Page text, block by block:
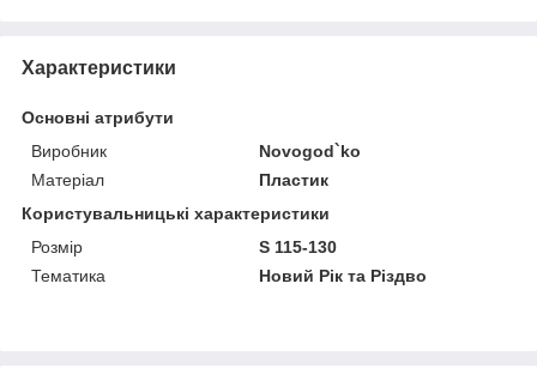
Характеристики
Основні атрибути
Виробник
Novogod`ko
Матеріал
Пластик
Користувальницькі характеристики
Розмір
S 115-130
Тематика
Новий Рік та Різдво